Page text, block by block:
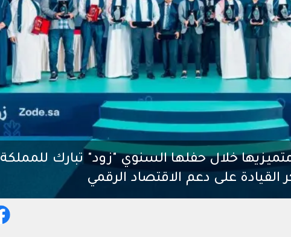
خلال حفلها السنوي "زود" تبارك للمملكة
على دعم الاقتصاد الرقمي